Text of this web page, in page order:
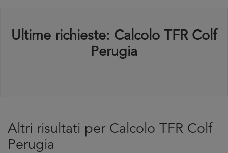
Ultime richieste: Calcolo TFR Colf
Perugia
Altri risultati per Calcolo TFR Colf
Perugia